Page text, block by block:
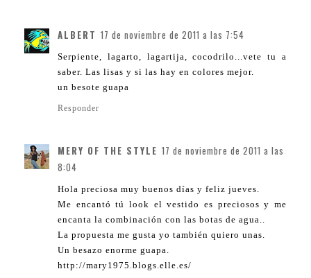
ALBERT 17 de noviembre de 2011 a las 7:54
Serpiente, lagarto, lagartija, cocodrilo...vete tu a
saber. Las lisas y si las hay en colores mejor.
un besote guapa
Responder
MERY OF THE STYLE 17 de noviembre de 2011 a las
8:04
Hola preciosa muy buenos días y feliz jueves.
Me encantó tú look el vestido es preciosos y me
encanta la combinación con las botas de agua..
La propuesta me gusta yo también quiero unas.
Un besazo enorme guapa.
http://mary1975.blogs.elle.es/